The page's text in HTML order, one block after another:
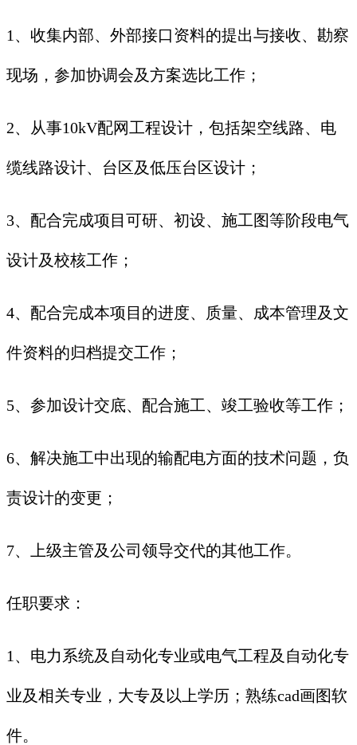
1、收集内部、外部接口资料的提出与接收、勘察
现场，参加协调会及方案选比工作；
2、从事10kV配网工程设计，包括架空线路、电
缆线路设计、台区及低压台区设计；
3、配合完成项目可研、初设、施工图等阶段电气
设计及校核工作；
4、配合完成本项目的进度、质量、成本管理及文
件资料的归档提交工作；
5、参加设计交底、配合施工、竣工验收等工作；
6、解决施工中出现的输配电方面的技术问题，负
责设计的变更；
7、上级主管及公司领导交代的其他工作。
任职要求：
1、电力系统及自动化专业或电气工程及自动化专
业及相关专业，大专及以上学历；熟练cad画图软
件。